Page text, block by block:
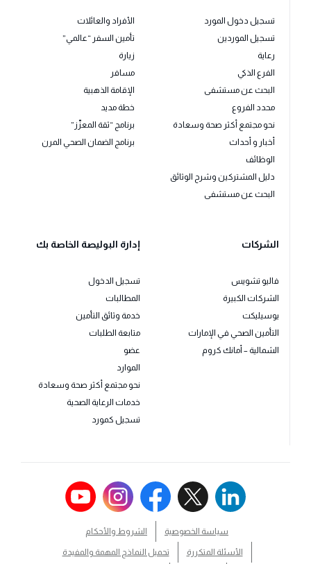
تسجيل دخول المورد
تسجيل الموردين
رعاية
الفرع الذكي
البحث عن مستشفى
محدد الفروع
نحو مجتمع أكثر صحة وسعادة
أخبار و أحداث
الوظائف
دليل المشتركين وشرح الوثائق
البحث عن مستشفى
الأفراد والعائلات
تأمين السفر “عالمي”
زيارة
مسافر
الإقامة الذهبية
خطة مديد
برنامج “ثقة المعزّز”
برنامج الضمان الصحي المرن
الشركات
فاليو تشويس
الشركات الكبيرة
يوسيليكت
التأمين الصحي في الإمارات
الشمالية – أمانك كروم
إدارة البوليصة الخاصة بك
تسجيل الدخول
المطالبات
خدمة وثائق التأمين
متابعة الطلبات
عضو
الموارد
نحو مجتمع أكثر صحة وسعادة
خدمات الرعاية الصحية
تسجيل كمورد
سياسة الخصوصية الشروط والأحكام
الأسئلة المتكررة تحميل النماذج المهمة والمفيدة